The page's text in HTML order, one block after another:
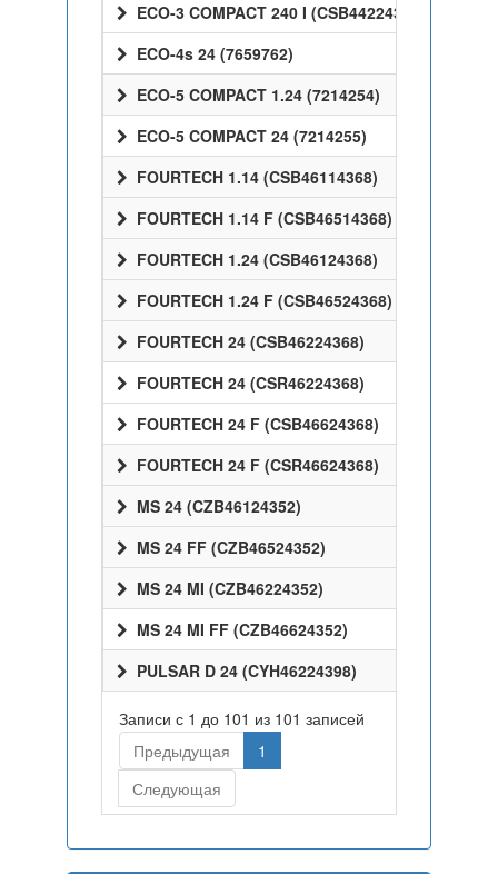
ECO-3 COMPACT 240 I (CSB44224368)
ECO-4s 24 (7659762)
ECO-5 COMPACT 1.24 (7214254)
ECO-5 COMPACT 24 (7214255)
FOURTECH 1.14 (CSB46114368)
FOURTECH 1.14 F (CSB46514368)
FOURTECH 1.24 (CSB46124368)
FOURTECH 1.24 F (CSB46524368)
FOURTECH 24 (CSB46224368)
FOURTECH 24 (CSR46224368)
FOURTECH 24 F (CSB46624368)
FOURTECH 24 F (CSR46624368)
MS 24 (CZB46124352)
MS 24 FF (CZB46524352)
MS 24 MI (CZB46224352)
MS 24 MI FF (CZB46624352)
PULSAR D 24 (CYH46224398)
Записи с 1 до 101 из 101 записей
Предыдущая
1
Следующая